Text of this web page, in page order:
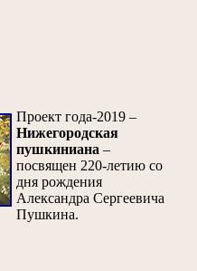
Проект года-2019 –
Нижегородская
пушкиниана –
посвящен 220-летию со
дня рождения
Александра Сергеевича
Пушкина.